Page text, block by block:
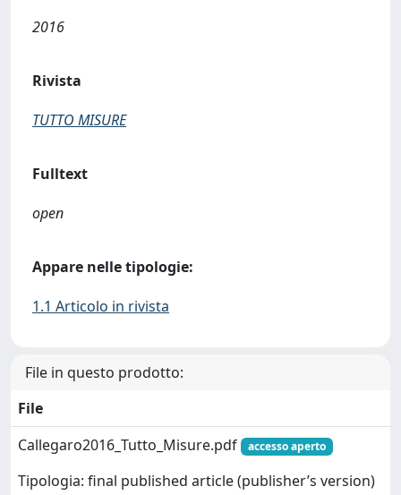
2016
Rivista
TUTTO MISURE
Fulltext
open
Appare nelle tipologie:
1.1 Articolo in rivista
File in questo prodotto:
File
Callegaro2016_Tutto_Misure.pdf
accesso aperto
Tipologia: final published article (publisher’s version)